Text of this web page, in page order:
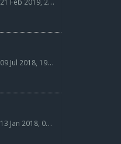
09 Jul 2018, 19:02
13 Jan 2018, 02:58